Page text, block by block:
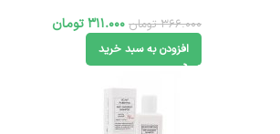
366.000 تومان 311.000تومان
افزودن به سبد خرید